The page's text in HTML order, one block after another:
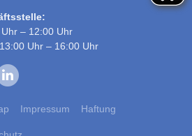
– 12:00 Uhr
Uhr – 16:00 Uhr
Impressum Haftung